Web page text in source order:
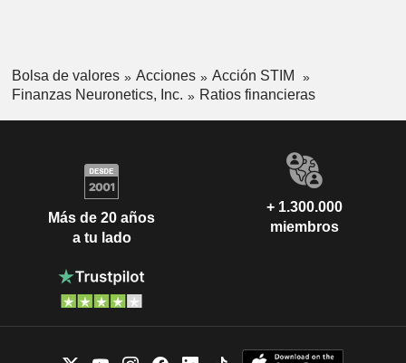
Bolsa de valores Acciones
Acción STIM
Finanzas Neuronetics, Inc.
Ratios financieras
Más de 20 años
a tu lado
+ 1.300.000
miembros